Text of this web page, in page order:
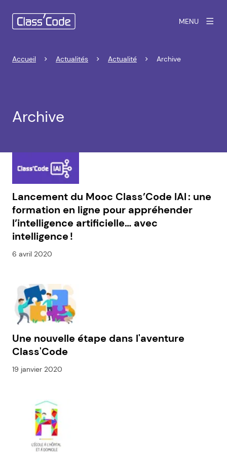
MENU
Accueil Actualités Actualité Archive
Archive
Lancement du Mooc Class’Code IAI : une
formation en ligne pour appréhender
l’intelligence artificielle… avec
intelligence !
6 avril 2020
Une nouvelle étape dans l'aventure
Class'Code
19 janvier 2020